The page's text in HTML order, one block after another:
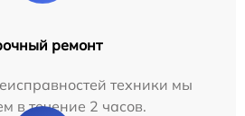
ремонт
техники мы
в течение 2 часов.